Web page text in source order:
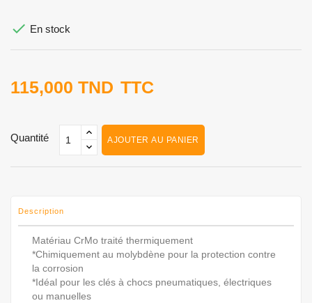
 En stock
115,000 TND TTC
Quantité AJOUTER AU PANIER
Description
Matériau CrMo traité thermiquement
*Chimiquement au molybdène pour la protection contre
la corrosion
*Idéal pour les clés à chocs pneumatiques, électriques
ou manuelles